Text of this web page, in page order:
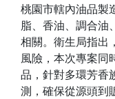
桃園市轄內油品製
脂、香油、調合油
相關。衛生局指出
風險，本次專案同
品，針對多環芳香
測，確保從源頭到